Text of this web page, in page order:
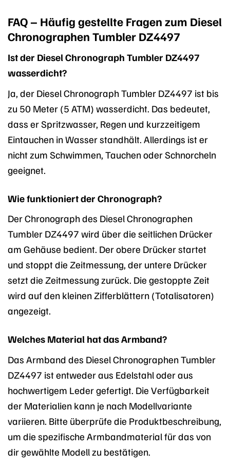
FAQ – Häufig gestellte Fragen zum Diesel
Chronographen Tumbler DZ4497
Ist der Diesel Chronograph Tumbler DZ4497
wasserdicht?
Ja, der Diesel Chronograph Tumbler DZ4497 ist bis
zu 50 Meter (5 ATM) wasserdicht. Das bedeutet,
dass er Spritzwasser, Regen und kurzzeitigem
Eintauchen in Wasser standhält. Allerdings ist er
nicht zum Schwimmen, Tauchen oder Schnorcheln
geeignet.
Wie funktioniert der Chronograph?
Der Chronograph des Diesel Chronographen
Tumbler DZ4497 wird über die seitlichen Drücker
am Gehäuse bedient. Der obere Drücker startet
und stoppt die Zeitmessung, der untere Drücker
setzt die Zeitmessung zurück. Die gestoppte Zeit
wird auf den kleinen Zifferblättern (Totalisatoren)
angezeigt.
Welches Material hat das Armband?
Das Armband des Diesel Chronographen Tumbler
DZ4497 ist entweder aus Edelstahl oder aus
hochwertigem Leder gefertigt. Die Verfügbarkeit
der Materialien kann je nach Modellvariante
variieren. Bitte überprüfe die Produktbeschreibung,
um die spezifische Armbandmaterial für das von
dir gewählte Modell zu bestätigen.